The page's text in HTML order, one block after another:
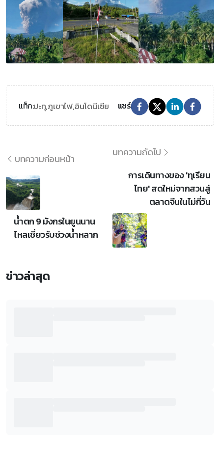
แท็ก:ปะทุ,ภูเขาไฟ,อินโดนีเซีย แชร์
บทความก่อนหน้า
น้ำตก 9 มังกรในยูนนาน
ไหลเชี่ยวรับช่วงน้ำหลาก
บทความถัดไป
การเดินทางของ 'ทุเรียน
ไทย' สดใหม่จากสวนสู่
ตลาดจีนในไม่กี่วัน
ข่าวล่าสุด